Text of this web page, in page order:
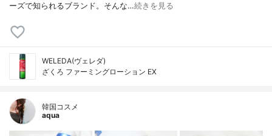
ーズで知られるブランド。そんな…続きを見る
WELEDA(ヴェレダ)
ざくろ ファーミングローション EX
韓国コスメ
aqua